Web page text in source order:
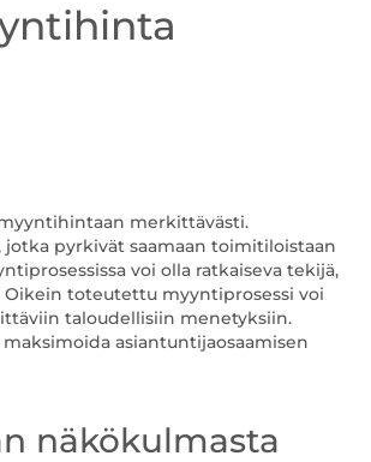
merkittävästi.
pyrkivät saamaan toimitiloistaan
voi olla ratkaiseva tekijä,
toteutettu myyntiprosessi voi
taloudellisiin menetyksiin.
asiantuntijaosaamisen
näkökulmasta